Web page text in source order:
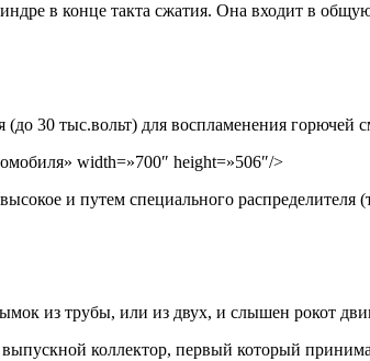
в конце такта сжатия. Она входит в
30 тыс.вольт) для воспламенения горючей
width=»700″ height=»506″/>
и путем специального
из трубы, или из двух, и слышен рокот
коллектор, первый который